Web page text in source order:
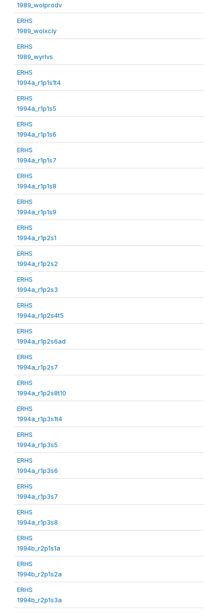
1989_wolprodv
ERHS
1989_wolxcly
ERHS
1989_wyrlvs
ERHS
1994a_r1p1s1t4
ERHS
1994a_r1p1s5
ERHS
1994a_r1p1s6
ERHS
1994a_r1p1s7
ERHS
1994a_r1p1s8
ERHS
1994a_r1p1s9
ERHS
1994a_r1p2s1
ERHS
1994a_r1p2s2
ERHS
1994a_r1p2s3
ERHS
1994a_r1p2s4t5
ERHS
1994a_r1p2s6ad
ERHS
1994a_r1p2s7
ERHS
1994a_r1p2s8t10
ERHS
1994a_r1p3s1t4
ERHS
1994a_r1p3s5
ERHS
1994a_r1p3s6
ERHS
1994a_r1p3s7
ERHS
1994a_r1p3s8
ERHS
1994b_r2p1s1a
ERHS
1994b_r2p1s2a
ERHS
1994b_r2p1s3a